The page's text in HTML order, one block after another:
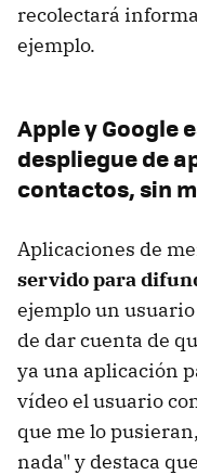
recolectará
ejemplo.
Apple y Google
despliegue de
contactos, sin
Aplicaciones de
servido para
ejemplo un
de dar cuenta de
ya una aplicación
vídeo el usuario
que me lo
nada" y destaca